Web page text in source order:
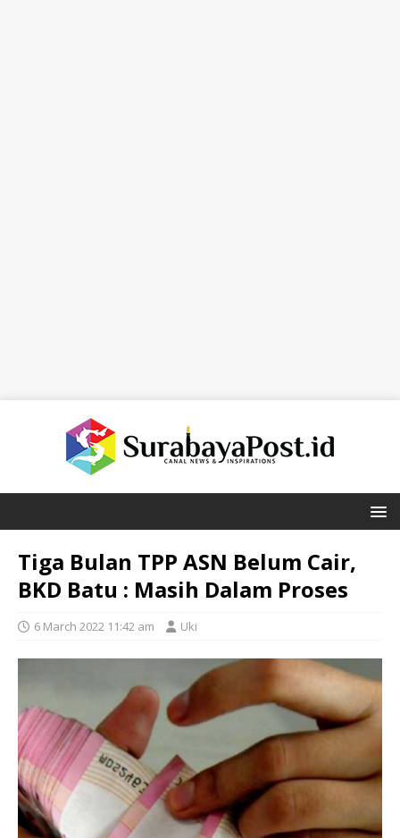
Tiga Bulan TPP ASN Belum Cair,
BKD Batu : Masih Dalam Proses
6 March 2022 11:42 am Uki